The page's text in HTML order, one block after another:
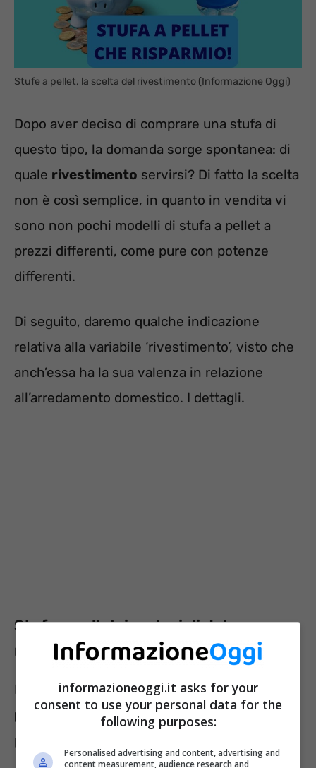
Stufe a pellet, la scelta del rivestimento (Informazione Oggi)
Dopo aver deciso di comprare una stufa di
questo tipo, la domanda sorge spontanea: di
quale rivestimento servirsi? Di fatto la scelta
non è così semplice, in quanto in vendita vi
sono non pochi modelli di stufa a pellet a
prezzi differenti, come pure con potenze
differenti.
Di seguito, daremo qualche indicazione
relativa alla variabile ‘rivestimento’, visto che
anch’essa ha la sua valenza in relazione
all’arredamento domestico. I dettagli.
Stufa a pellet: i materiali del
rivestimento
I rivestimenti in commercio per lastufa a
pelletsono assai diversi tra loro. Vediamoli
più da vicino:
informazioneoggi.it asks for your
consent to use your personal data for the
following purposes:
Personalised advertising and content, advertising and
content measurement, audience research and